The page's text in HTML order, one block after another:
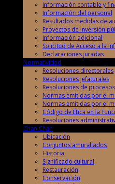
Información contable y
Información del personal
Resultados medidas de
Proyectos de inversión
Información adicional
Solicitud de Acceso a la
Declaraciones juradas
Normatividad
Resoluciones directorales
Resoluciones jefaturales
Resoluciones de
Normas emitidas por el
Normas emitidas por el
Código de Ética en la
Resoluciones
Chan Chan
Ubicación
Conjuntos amurallados
Historia
Significado cultural
Restauración
Conservación